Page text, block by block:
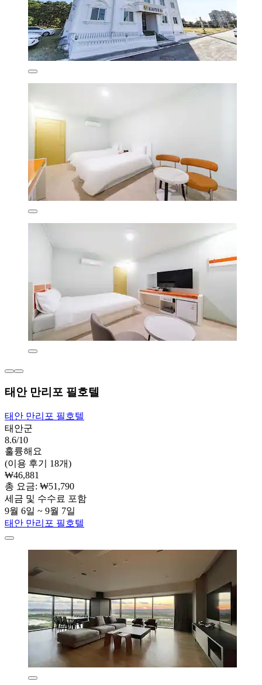
태안 만리포 필호텔
태안 만리포 필호텔
태안군
8.6/10
훌륭해요
(이용 후기 18개)
₩46,881
총 요금: ₩51,790
세금 및 수수료 포함
9월 6일 ~ 9월 7일
태안 만리포 필호텔